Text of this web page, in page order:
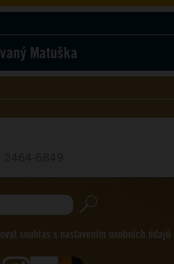
Matuška
souhlas s nastavením osobních údajů